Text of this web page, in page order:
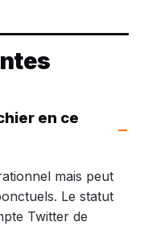
en ce
mais peut
Le statut
Twitter de